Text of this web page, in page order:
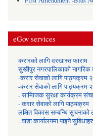
eGov services
करारको लागि दरखास्त फाराम
सुखीपुर नगरपालिकाको नागरिक
-करार सेवाकाे लागि पाठ्यक्रम
-करार सेवाकाे लागि पाठ्यक्रम
- सामािजक सुरक्षा कार्यक्रम
- करार सेवाको लागि पाठ्यक्रम
लक्षित विकास सम्बन्धि सुचनाको
- वाडा कार्यालयमा पाइने